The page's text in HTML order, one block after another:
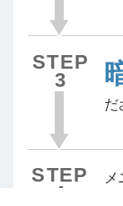
STEP
3
だ
STEP
4